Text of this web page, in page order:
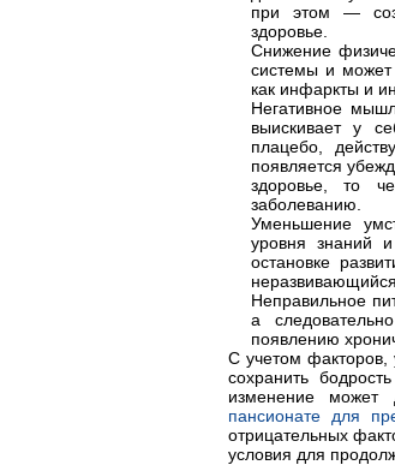
при этом —
здоровье.
Снижение
системы и может
как инфаркты и
Негативное
выискивает у
плацебо,
появляется
здоровье, то
заболеванию.
Уменьшение
уровня знаний
остановке
Неправильное
а
появлению
С учетом факторов,
сохранить
изменение может
пансионате для
отрицательных
условия для